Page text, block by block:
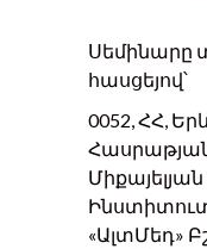
Սեմինարը
հասցեյով՝
0052, ՀՀ,
Հասրաթյան
«ԱլտՄեդ»